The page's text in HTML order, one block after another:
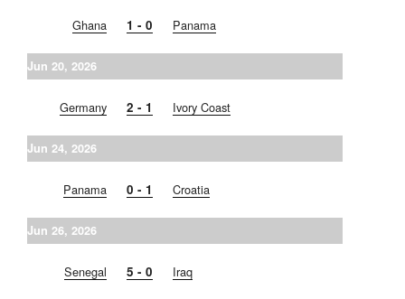
Ghana 1 - 0 Panama
Jun 20, 2026
Germany 2 - 1 Ivory Coast
Jun 24, 2026
Panama 0 - 1 Croatia
Jun 26, 2026
Senegal 5 - 0 Iraq